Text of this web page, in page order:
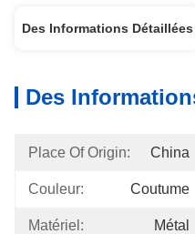
Des Informations Détaillées
Des
Place Of Origin: China
Couleur: Coutume
Matériel: Métal